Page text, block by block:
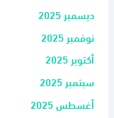
ديسمبر 2025
نوفمبر 2025
أكتوبر 2025
سبتمبر 2025
أغسطس 2025